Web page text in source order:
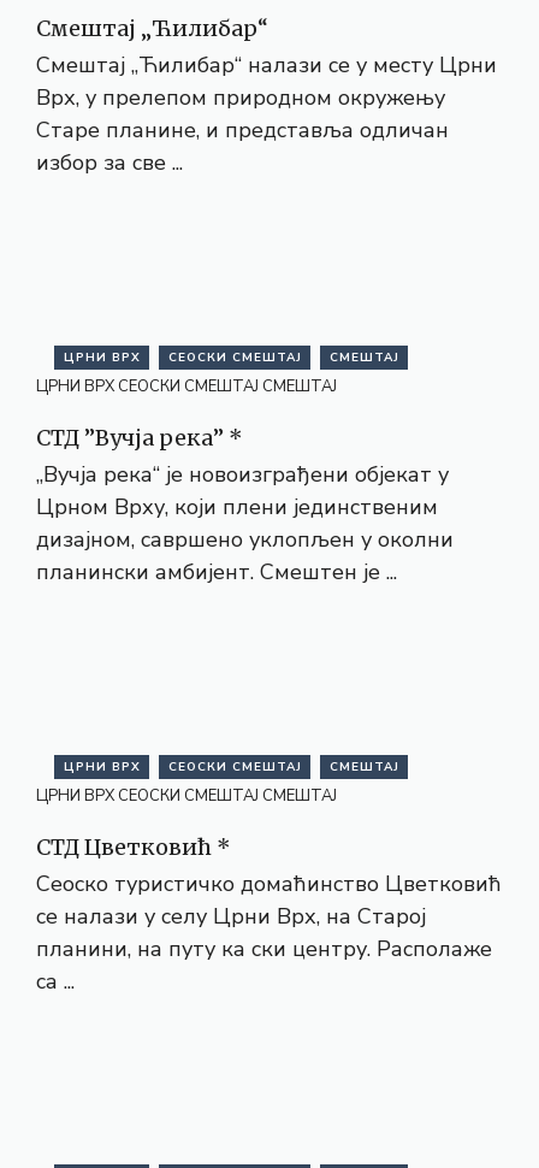
Смештај „Ћилибар“
Смештај „Ћилибар“ налази се у месту Црни
Врх, у прелепом природном окружењу
Старе планине, и представља одличан
избор за све ...
ЦРНИ ВРХ СЕОСКИ СМЕШТАЈ СМЕШТАЈ
ЦРНИ ВРХ СЕОСКИ СМЕШТАЈ СМЕШТАЈ
СТД ”Вучја река” *
„Вучја река“ је новоизграђени објекат у
Црном Врху, који плени јединственим
дизајном, савршено уклопљен у околни
планински амбијент. Смештен је ...
ЦРНИ ВРХ СЕОСКИ СМЕШТАЈ СМЕШТАЈ
ЦРНИ ВРХ СЕОСКИ СМЕШТАЈ СМЕШТАЈ
СТД Цветковић *
Сеоско туристичко домаћинство Цветковић
се налази у селу Црни Врх, на Старој
планини, на путу ка ски центру. Располаже
са ...